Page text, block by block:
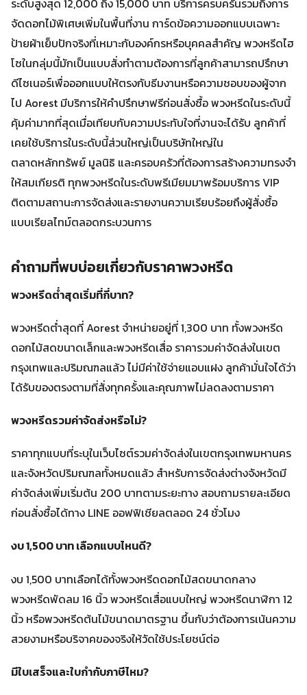
จัดดอกไม้พิเศษเพิ่มในพื้นที่งาน การ์ดข้อความออกแบบเฉพาะ
ป้ายผ้าเย็บปักจริงที่เหมาะกับองค์กรหรือบุคคลสำคัญ พวงหรีดไฮ
โซในกลุ่มนี้มักเป็นแบบสั่งทำตามต้องการที่ลูกค้าสามารถปรึกษา
ดีไซเนอร์เพื่อออกแบบให้ตรงกับธีมงานหรือความชอบของผู้จาก
ไป Aorest มีบริการให้คำปรึกษาฟรีก่อนสั่งซื้อ พวงหรีดในระดับนี้
คุ้มค่ามากที่สุดเมื่อเทียบกับความประทับใจที่งานจะได้รับ ลูกค้าที่
เคยใช้บริการในระดับนี้ส่วนใหญ่เป็นบริษัทใหญ่ใน
ตลาดหลักทรัพย์ มูลนิธิ และครอบครัวที่ต้องการสร้างความทรงจำ
ให้สมเกียรติ ทุกพวงหรีดในระดับพรีเมียมมาพร้อมบริการ VIP
ติดตามสถานะการจัดส่งและรายงานความเรียบร้อยถึงผู้สั่งซื้อ
แบบเรียลไทม์ตลอดกระบวนการ
คำถามที่พบบ่อยเกี่ยวกับราคาพวงหรีด
พวงหรีดต่ำสุดเริ่มที่กี่บาท?
พวงหรีดต่ำสุดที่ Aorest จำหน่ายอยู่ที่ 1,300 บาท ทั้งพวงหรีด
ดอกไม้สดขนาดเล็กและพวงหรีดเสื่อ ราคารวมค่าจัดส่งในเขต
กรุงเทพและปริมณฑลแล้ว ไม่มีค่าใช้จ่ายแอบแฝง ลูกค้ามั่นใจได้ว่า
ได้รับของตรงตามที่สั่งทุกครั้งและคุณภาพไม่ลดลงตามราคา
พวงหรีดรวมค่าจัดส่งหรือไม่?
ราคาทุกแบบที่ระบุในเว็บไซต์รวมค่าจัดส่งในเขตกรุงเทพมหานคร
และจังหวัดปริมณฑลทั้งหมดแล้ว สำหรับการจัดส่งต่างจังหวัดมี
ค่าจัดส่งเพิ่มเริ่มต้น 200 บาทตามระยะทาง สอบถามรายละเอียด
ก่อนสั่งซื้อได้ทาง LINE ออฟฟิเชียลตลอด 24 ชั่วโมง
งบ 1,500 บาท เลือกแบบไหนดี?
งบ 1,500 บาทเลือกได้ทั้งพวงหรีดดอกไม้สดขนาดกลาง
พวงหรีดพัดลม 16 นิ้ว พวงหรีดเสื่อแบบใหญ่ พวงหรีดนาฬิกา 12
นิ้ว หรือพวงหรีดต้นไม้ขนาดมาตรฐาน ขึ้นกับว่าต้องการเน้นความ
สวยงามหรือบริจาคของจริงให้วัดใช้ประโยชน์ต่อ
มีใบเสร็จและใบกำกับภาษีไหม?